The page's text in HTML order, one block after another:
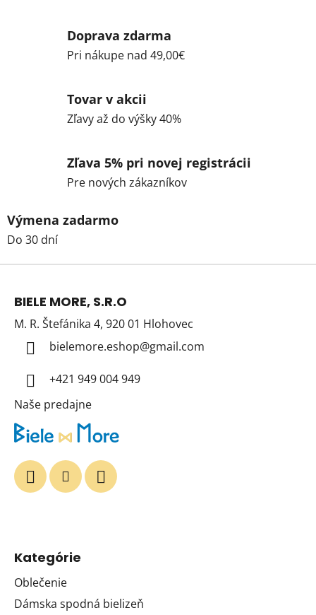
Doprava zdarma
Pri nákupe nad 49,00€
Tovar v akcii
Zľavy až do výšky 40%
Zľava 5% pri novej registrácii
Pre nových zákazníkov
Výmena zadarmo
Do 30 dní
Z
BIELE MORE, S.R.O
M. R. Štefánika 4, 920 01 Hlohovec
bielemore.eshop@gmail.com
+421 949 004 949
Naše predajne
Kategórie
Oblečenie
Dámska spodná bielizeň